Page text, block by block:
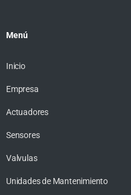
Menú
Inicio
Empresa
Actuadores
Sensores
Valvulas
Unidades de Mantenimiento